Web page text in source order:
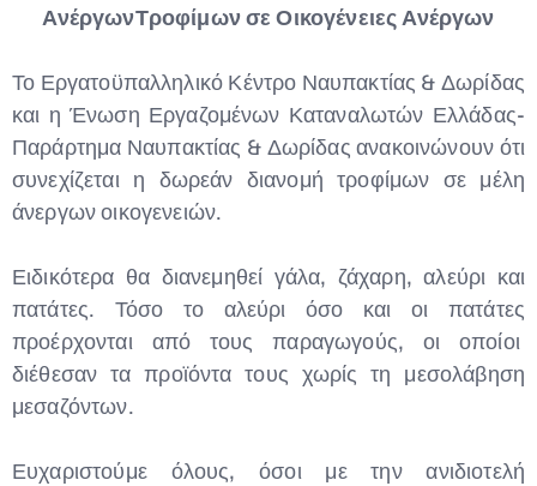
ΑνέργωνΤροφίμων σε Οικογένειες Ανέργων
Το Εργατοϋπαλληλικό Κέντρο Ναυπακτίας & Δωρίδας
και η Ένωση Εργαζομένων Καταναλωτών Ελλάδας-
Παράρτημα Ναυπακτίας & Δωρίδας ανακοινώνουν ότι
συνεχίζεται η δωρεάν διανομή τροφίμων σε μέλη
άνεργων οικογενειών.
Ειδικότερα θα διανεμηθεί γάλα, ζάχαρη, αλεύρι και
πατάτες. Τόσο το αλεύρι όσο και οι πατάτες
προέρχονται από τους παραγωγούς, οι οποίοι
διέθεσαν τα προϊόντα τους χωρίς τη μεσολάβηση
μεσαζόντων.
Ευχαριστούμε όλους, όσοι με την ανιδιοτελή